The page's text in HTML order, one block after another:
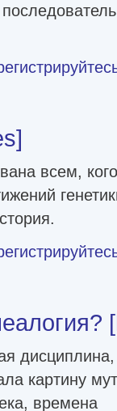
и причуды
всем,
картину
времена